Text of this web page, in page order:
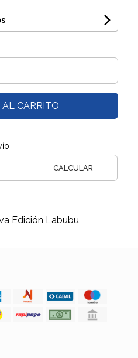
AL CARRITO
CALCULAR
Edición Labubu